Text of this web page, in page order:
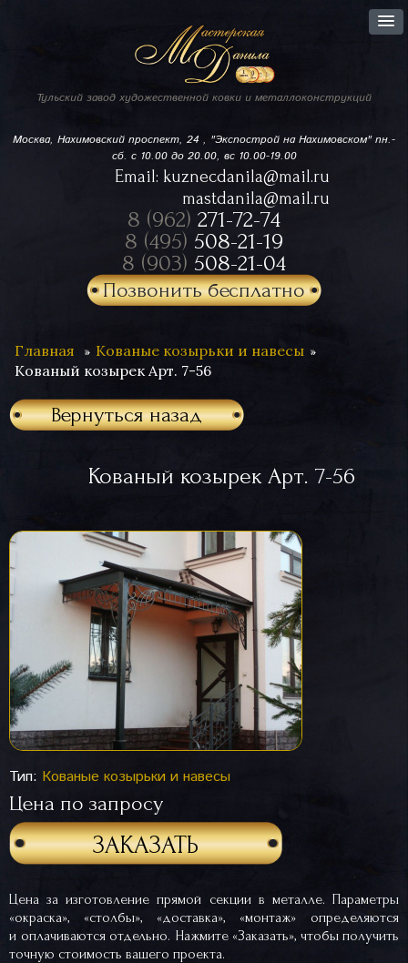
Тульский завод художественной ковки и металлоконструкций
Москва, Нахимовский проспект, 24 , "Экспострой на Нахимовском"пн.-
сб. с 10.00 до 20.00, вс 10.00-19.00
Email: kuznecdanila@mail.ru
mastdanila@mail.ru
8 (962) 271-72-74
8 (495) 508-21-19
8 (903) 508-21-04
Позвонить бесплатно
Главная
Кованые козырьки и навесы
Кованый козырек Арт. 7-56
Вернуться назад
Кованый козырек Арт. 7-56
Тип: Кованые козырьки и навесы
Цена по запросу
ЗАКАЗАТЬ
Цена за изготовление прямой секции в металле. Параметры
«окраска», «столбы», «доставка», «монтаж» определяются
и оплачиваются отдельно. Нажмите «Заказать», чтобы получить
точную стоимость вашего проекта.